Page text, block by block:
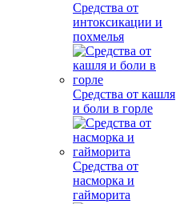
Средства от
интоксикации и
похмелья
Средства от кашля
и боли в горле
Средства от
насморка и
гайморита